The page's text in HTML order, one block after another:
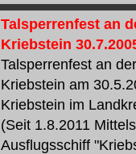
Talsperrenfest an
Kriebstein
Talsperrenfest an
Kriebstein am
Kriebstein im
(Seit 1.8.2011
Ausflugsschiff